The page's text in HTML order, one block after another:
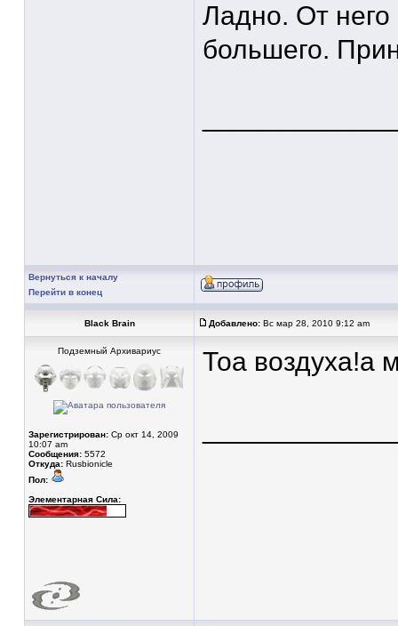
Ладно. От
большего.
Вернуться к началу
Перейти в конец
Black Brain Добавлено: Вс мар 28, 2010 9:12 am
Подземный Архивариус
Зарегистрирован: Ср окт 14, 2009
10:07 am
Сообщения: 5572
Откуда: Rusbionicle
Пол:
Элементарная Сила:
Тоа воздуха!а